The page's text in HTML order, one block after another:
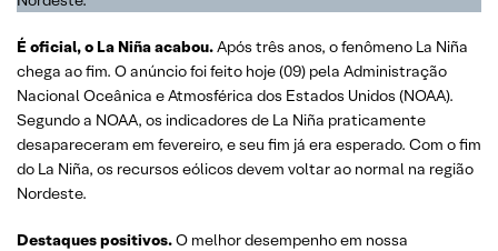
É oficial, o La Niña acabou.Após três anos, o fenômeno La Niña
chega ao fim. O anúncio foi feito hoje (09) pela Administração
Nacional Oceânica e Atmosférica dos Estados Unidos (NOAA).
Segundo a NOAA, os indicadores de La Niña praticamente
desapareceram em fevereiro, e seu fim já era esperado. Com o fim
do La Niña, os recursos eólicos devem voltar ao normal na região
Nordeste.
Destaques positivos.O melhor desempenho em nossa